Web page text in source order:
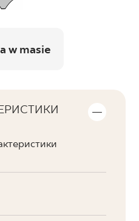
w masie